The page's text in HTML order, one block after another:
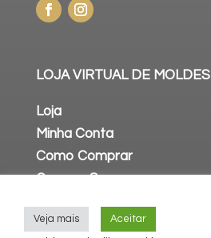
LOJA VIRTUAL DE MOLDES
Loja
Minha Conta
Como Comprar
Compra Segura
Veja mais Aceitar